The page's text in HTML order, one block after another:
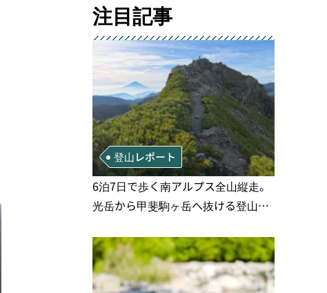
注目記事
登山レポート
6泊7日で歩く南アルプス全山縦走。
光岳から甲斐駒ヶ岳へ抜ける登山の